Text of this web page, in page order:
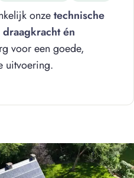
onzetechnische
én
voor een goede,
uitvoering.